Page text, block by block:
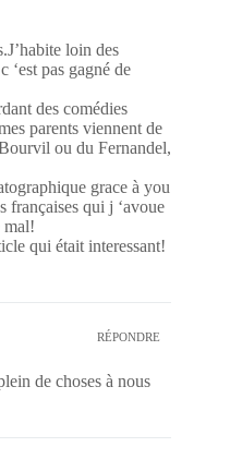
loin des
‘est pas gagné de
des comédies
parents viennent de
ou du Fernandel,
grace à you
françaises qui j ‘avoue
mal!
qui était interessant!
RÉPONDRE
de choses à nous